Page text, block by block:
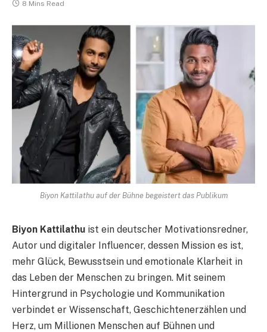
8 Mins Read
Biyon Kattilathu auf der Bühne begeistert das Publikum
Biyon Kattilathu ist ein deutscher Motivationsredner,
Autor und digitaler Influencer, dessen Mission es ist,
mehr Glück, Bewusstsein und emotionale Klarheit in
das Leben der Menschen zu bringen. Mit seinem
Hintergrund in Psychologie und Kommunikation
verbindet er Wissenschaft, Geschichtenerzählen und
Herz, um Millionen Menschen auf Bühnen und